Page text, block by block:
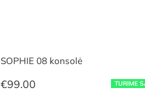
TURIME
SOPHIE 08 konsolė
€99.00